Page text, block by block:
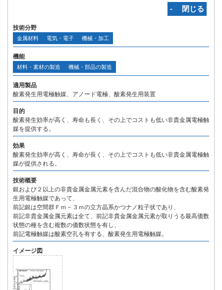
‐ 閉じる
技術分野
金属材料 電気・電子 機械・加工
機能
材料・素材の製造 機械・部品の製造
適用製品
酸素発生用電極触媒、アノード電極、酸素発生用装置
目的
酸素発生効率が高く、寿命も長く、その上でコストも低い非貴金属電極触
媒を提供する。
効果
酸素発生効率が高く、寿命が長く、その上でコストも低い非貴金属電極触
媒が提供される。
技術概要
銀および２以上の非貴金属金属元素を含んだ混合物の酸化物を含む酸素発
生用電極触媒であって、
前記銀は空間群Ｆｍ－３ｍの立方晶系かつナノ粒子状であり、
前記非貴金属金属元素は全て、前記非貴金属金属元素が取りうる最高価数
状態の種を含む複数の価数状態を有し、
前記電極触媒は酸素空孔を有する、酸素発生用電極触媒。
イメージ図